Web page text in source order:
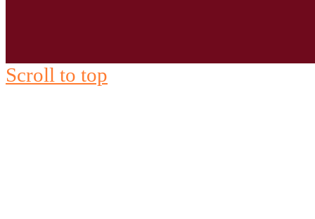
Scroll to top